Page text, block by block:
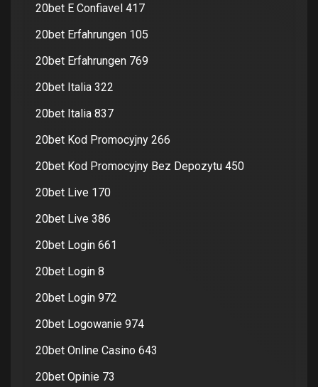
20bet E Confiavel 417
20bet Erfahrungen 105
20bet Erfahrungen 769
20bet Italia 322
20bet Italia 837
20bet Kod Promocyjny 266
20bet Kod Promocyjny Bez Depozytu 450
20bet Live 170
20bet Live 386
20bet Login 661
20bet Login 8
20bet Login 972
20bet Logowanie 974
20bet Online Casino 643
20bet Opinie 73